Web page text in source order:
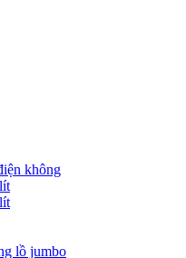
không
lồ jumbo